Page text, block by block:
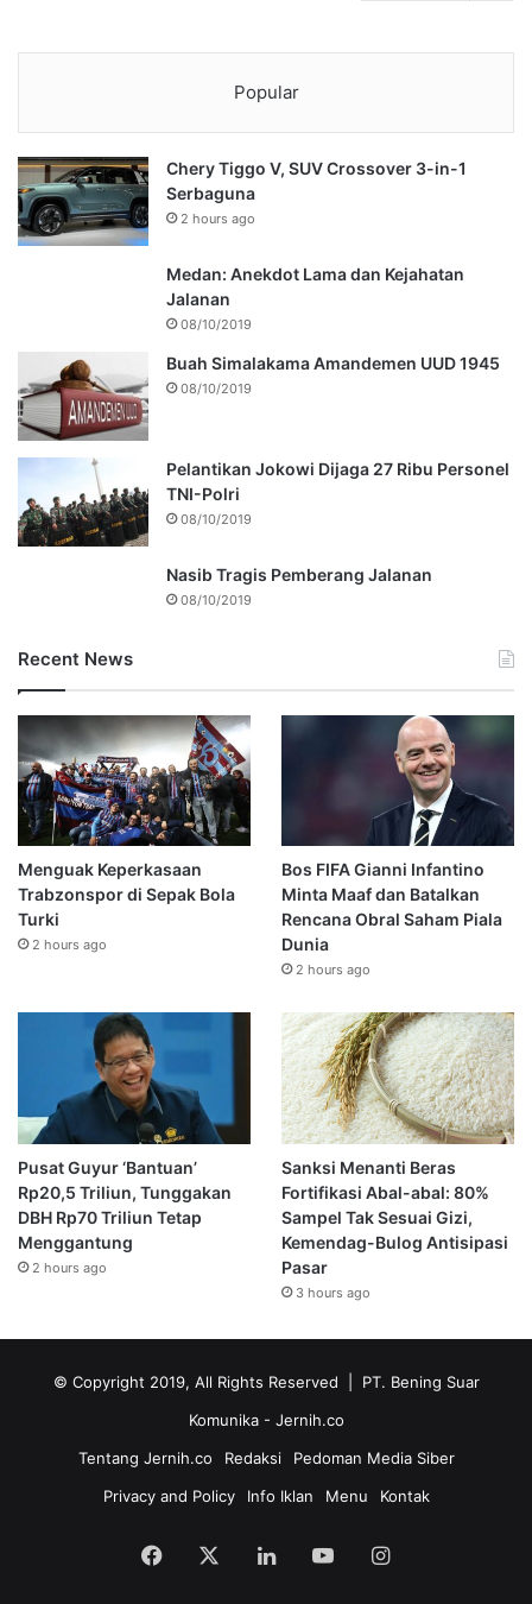
Popular
Chery Tiggo V, SUV Crossover 3-in-1
Serbaguna
2 hours ago
Medan: Anekdot Lama dan Kejahatan
Jalanan
08/10/2019
Buah Simalakama Amandemen UUD 1945
08/10/2019
Pelantikan Jokowi Dijaga 27 Ribu Personel
TNI-Polri
08/10/2019
Nasib Tragis Pemberang Jalanan
08/10/2019
Recent News
Menguak Keperkasaan
Trabzonspor di Sepak Bola
Turki
2 hours ago
Bos FIFA Gianni Infantino
Minta Maaf dan Batalkan
Rencana Obral Saham Piala
Dunia
2 hours ago
Pusat Guyur ‘Bantuan’
Rp20,5 Triliun, Tunggakan
DBH Rp70 Triliun Tetap
Menggantung
2 hours ago
Sanksi Menanti Beras
Fortifikasi Abal-abal: 80%
Sampel Tak Sesuai Gizi,
Kemendag-Bulog Antisipasi
Pasar
3 hours ago
© Copyright 2019, All Rights Reserved | PT. Bening Suar
Komunika - Jernih.co
Tentang Jernih.co
Redaksi
Pedoman Media Siber
Privacy and Policy
Info Iklan Menu Kontak
Facebook LinkedInYouTubeInstagram